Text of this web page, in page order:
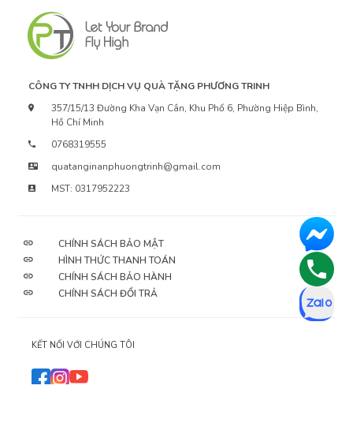
CÔNG TY TNHH DỊCH VỤ QUÀ TẶNG PHƯƠNG TRINH
357/15/13 Đường Kha Vạn Cân, Khu Phố 6, Phường Hiệp Bình,
Hồ Chí Minh
0768319555
quatanginanphuongtrinh@gmail.com
MST: 0317952223
CHÍNH SÁCH BẢO MẬT
HÌNH THỨC THANH TOÁN
CHÍNH SÁCH BẢO HÀNH
CHÍNH SÁCH ĐỔI TRẢ
KẾT NỐI VỚI CHÚNG TÔI